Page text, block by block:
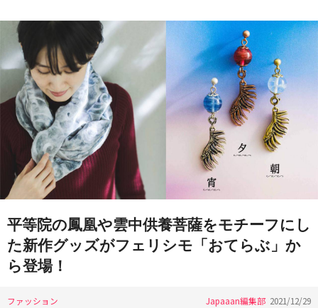
平等院の鳳凰や雲中供養菩薩をモチーフにし
た新作グッズがフェリシモ「おてらぶ」か
ら登場！
ファッション Japaaan編集部 2021/12/29